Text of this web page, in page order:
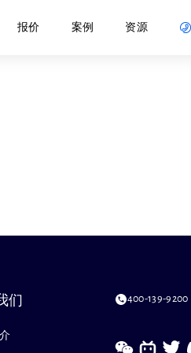
报价 案例 资源
们 400-139-9200